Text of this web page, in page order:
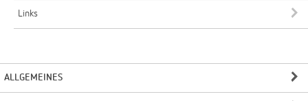
Links
ALLGEMEINES